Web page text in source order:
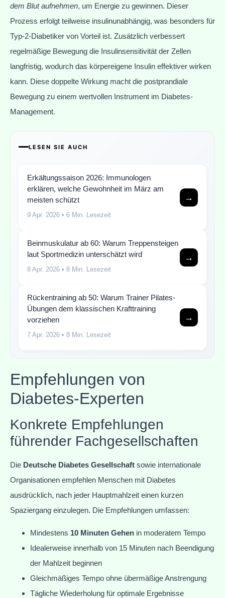
dem Blut aufnehmen, um Energie zu gewinnen. Dieser
Prozess erfolgt teilweise insulinunabhängig, was besonders für
Typ-2-Diabetiker von Vorteil ist. Zusätzlich verbessert
regelmäßige Bewegung die Insulinsensitivität der Zellen
langfristig, wodurch das körpereigene Insulin effektiver wirken
kann. Diese doppelte Wirkung macht die postprandiale
Bewegung zu einem wertvollen Instrument im Diabetes-
Management.
LESEN SIE AUCH
Erkältungssaison 2026: Immunologen
erklären, welche Gewohnheit im März am
meisten schützt
9 Apr. 2026 • 6 Min. Lesezeit
→
Beinmuskulatur ab 60: Warum Treppensteigen
laut Sportmedizin unterschätzt wird
8 Apr. 2026 • 8 Min. Lesezeit
→
Rückentraining ab 50: Warum Trainer Pilates-
Übungen dem klassischen Krafttraining
vorziehen
7 Apr. 2026 • 8 Min. Lesezeit
→
Empfehlungen von
Diabetes-Experten
Konkrete Empfehlungen
führender Fachgesellschaften
Die Deutsche Diabetes Gesellschaft sowie internationale
Organisationen empfehlen Menschen mit Diabetes
ausdrücklich, nach jeder Hauptmahlzeit einen kurzen
Spaziergang einzulegen. Die Empfehlungen umfassen:
Mindestens 10 Minuten Gehen in moderatem Tempo
Idealerweise innerhalb von 15 Minuten nach Beendigung
der Mahlzeit beginnen
Gleichmäßiges Tempo ohne übermäßige Anstrengung
Tägliche Wiederholung für optimale Ergebnisse